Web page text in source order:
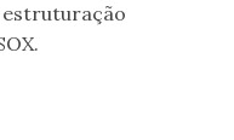
estruturação